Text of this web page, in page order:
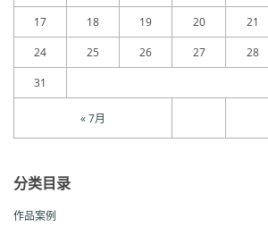
« 7月
17
18 19 20 21
24
25 26 27 28
31
分类目录
作品案例